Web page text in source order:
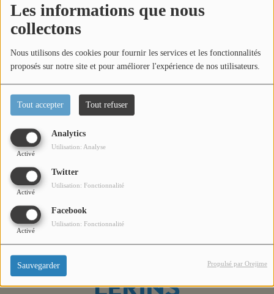
Les informations que nous
collectons
Nous utilisons des cookies pour fournir les services et les fonctionnalités
proposés sur notre site et pour améliorer l'expérience de nos utilisateurs.
Tout accepter Tout refuser
Analytics
Activé
Utilisation: Analyse
Twitter
Activé
Utilisation: Fonctionnalité
Facebook
Activé
Utilisation: Fonctionnalité
Sauvegarder Propulsé par Orejime
Titres diffusés
Podcasts
Jeu concours
Contactez-nous
Dans l'émission Zoom Agglo, Edgardo da Fonseca
Président de Sophia Business Angels. Présentation et
questions / réponses sont au programme de cet interview.